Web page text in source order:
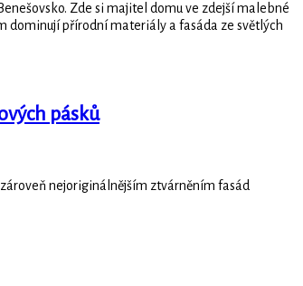
Zde si majitel domu ve zdejší malebné
dominují přírodní materiály a fasáda ze světlých
pásků
nejoriginálnějším ztvárněním fasád